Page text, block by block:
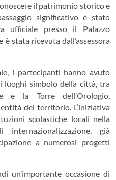
il patrimonio storico e
significativo è stato
ufficiale presso il Palazzo
stata ricevuta dall’assessora
i partecipanti hanno avuto
luoghi simbolo della città, tra
e la Torre dell’Orologio,
del territorio. L’iniziativa
scolastiche locali nella
già
a numerosi progetti
un’importante occasione di